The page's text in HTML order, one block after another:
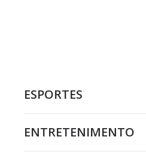
ESPORTES
ENTRETENIMENTO